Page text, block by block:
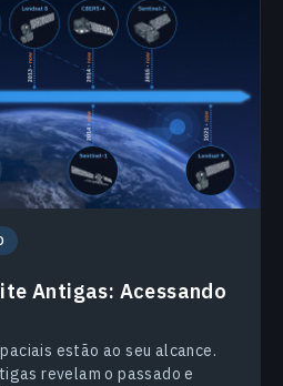
Antigas: Acessando
estão ao seu alcance.
revelam o passado e